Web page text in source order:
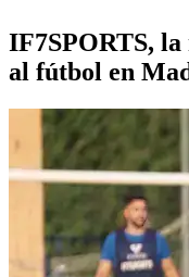
IF7SPORTS,
al fútbol en